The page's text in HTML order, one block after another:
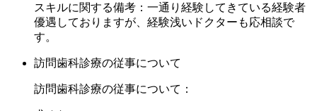
毎月の新患数は200人前後（再初診含まず）ありますので、
やる気のある先生ならかなり高額の報酬も可能です。
また休暇実績は、それぞれ異なりますが、夏期・冬期長い人
は10日ずつ取っている方もいらっしゃいます。
スキルに関する備考：一通り経験してきている経験者
優遇しておりますが、経験浅いドクターも応相談で
す。
訪問歯科診療の従事について
訪問歯科診療の従事について：